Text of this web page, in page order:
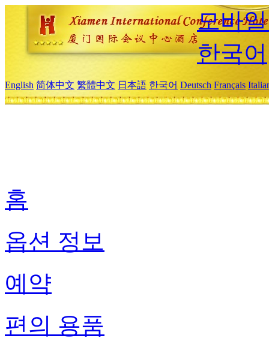
모바
한국어
English 简体中文 繁體中文 日本語 한국어 Deutsch Français
홈
옵션 정보
예약
편의 용품